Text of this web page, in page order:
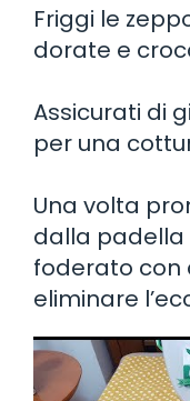
Friggi le
dorate e
Assicurati di
per una
Una volta
dalla padella
foderato con
eliminare